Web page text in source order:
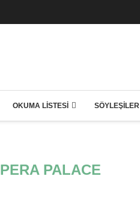
OKUMA LISTESI SÖYLEŞILER
PERA PALACE